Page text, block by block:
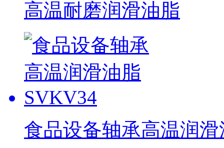
高温耐磨润滑油脂
食品设备轴承高温润